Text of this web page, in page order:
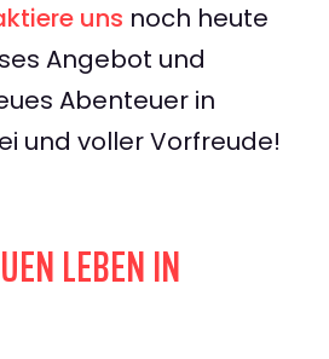
uns noch heute
Angebot und
Abenteuer in
und voller Vorfreude!
LEBEN IN